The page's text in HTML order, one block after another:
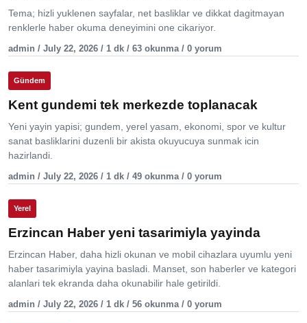
Tema; hizli yuklenen sayfalar, net basliklar ve dikkat dagitmayan
renklerle haber okuma deneyimini one cikariyor.
admin / July 22, 2026 / 1 dk / 63 okunma / 0 yorum
Gündem
Kent gundemi tek merkezde toplanacak
Yeni yayin yapisi; gundem, yerel yasam, ekonomi, spor ve kultur
sanat basliklarini duzenli bir akista okuyucuya sunmak icin
hazirlandi.
admin / July 22, 2026 / 1 dk / 49 okunma / 0 yorum
Yerel
Erzincan Haber yeni tasarimiyla yayinda
Erzincan Haber, daha hizli okunan ve mobil cihazlara uyumlu yeni
haber tasarimiyla yayina basladi. Manset, son haberler ve kategori
alanlari tek ekranda daha okunabilir hale getirildi.
admin / July 22, 2026 / 1 dk / 56 okunma / 0 yorum